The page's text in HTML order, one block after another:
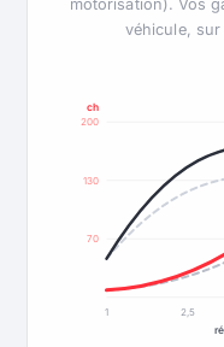
motorisation). Vos
véhicule,
70
130
200
ch
1 2,5